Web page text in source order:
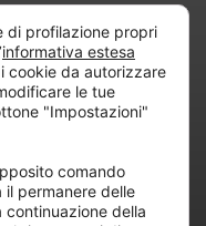
Servizi di
Consulenza
Certificata
di “Project
di profilazione propri
informativa estesa
cookie da autorizzare
le tue
"Impostazioni"
comando
permanere delle
della